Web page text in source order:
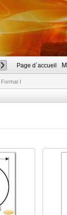
Page d´accueil
Format I